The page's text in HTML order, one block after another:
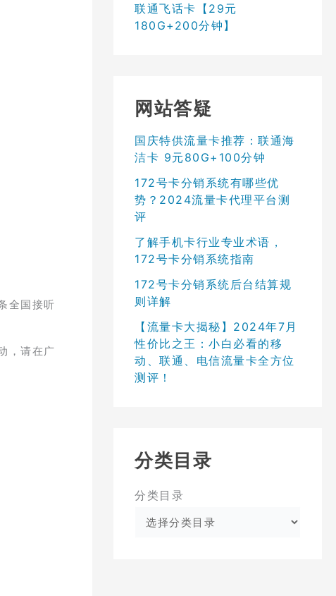
全国接听
，请在广
联通飞话卡【29元
180G+200分钟】
网站答疑
国庆特供流量卡推荐：联通海
洁卡 9元80G+100分钟
172号卡分销系统有哪些优
势？2024流量卡代理平台测
评
了解手机卡行业专业术语，
172号卡分销系统指南
172号卡分销系统后台结算规
则详解
【流量卡大揭秘】2024年7月
性价比之王：小白必看的移
动、联通、电信流量卡全方位
测评！
分类目录
分类目录